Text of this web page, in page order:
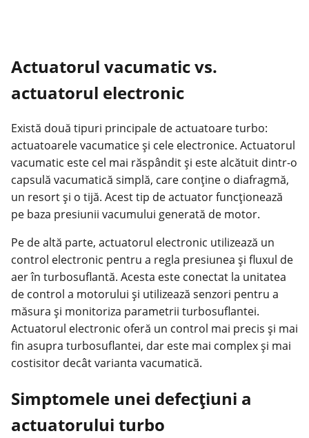
Actuatorul vacumatic vs.
actuatorul electronic
Există două tipuri principale de actuatoare turbo:
actuatoarele vacumatice și cele electronice. Actuatorul
vacumatic este cel mai răspândit și este alcătuit dintr-o
capsulă vacumatică simplă, care conține o diafragmă,
un resort și o tijă. Acest tip de actuator funcționează
pe baza presiunii vacumului generată de motor.
Pe de altă parte, actuatorul electronic utilizează un
control electronic pentru a regla presiunea și fluxul de
aer în turbosuflantă. Acesta este conectat la unitatea
de control a motorului și utilizează senzori pentru a
măsura și monitoriza parametrii turbosuflantei.
Actuatorul electronic oferă un control mai precis și mai
fin asupra turbosuflantei, dar este mai complex și mai
costisitor decât varianta vacumatică.
Simptomele unei defecțiuni a
actuatorului turbo